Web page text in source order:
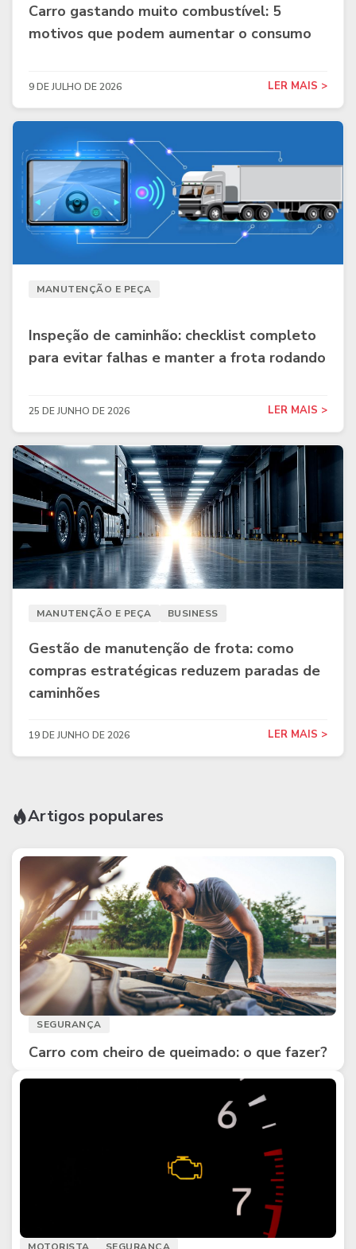
Carro gastando muito combustível: 5
motivos que podem aumentar o consumo
9 DE JULHO DE 2026 LER MAIS >
MANUTENÇÃO E PEÇA
Inspeção de caminhão: checklist completo
para evitar falhas e manter a frota rodando
25 DE JUNHO DE 2026 LER MAIS >
MANUTENÇÃO E PEÇA BUSINESS
Gestão de manutenção de frota: como
compras estratégicas reduzem paradas de
caminhões
19 DE JUNHO DE 2026 LER MAIS >
Artigos populares
SEGURANÇA
Carro com cheiro de queimado: o que fazer?